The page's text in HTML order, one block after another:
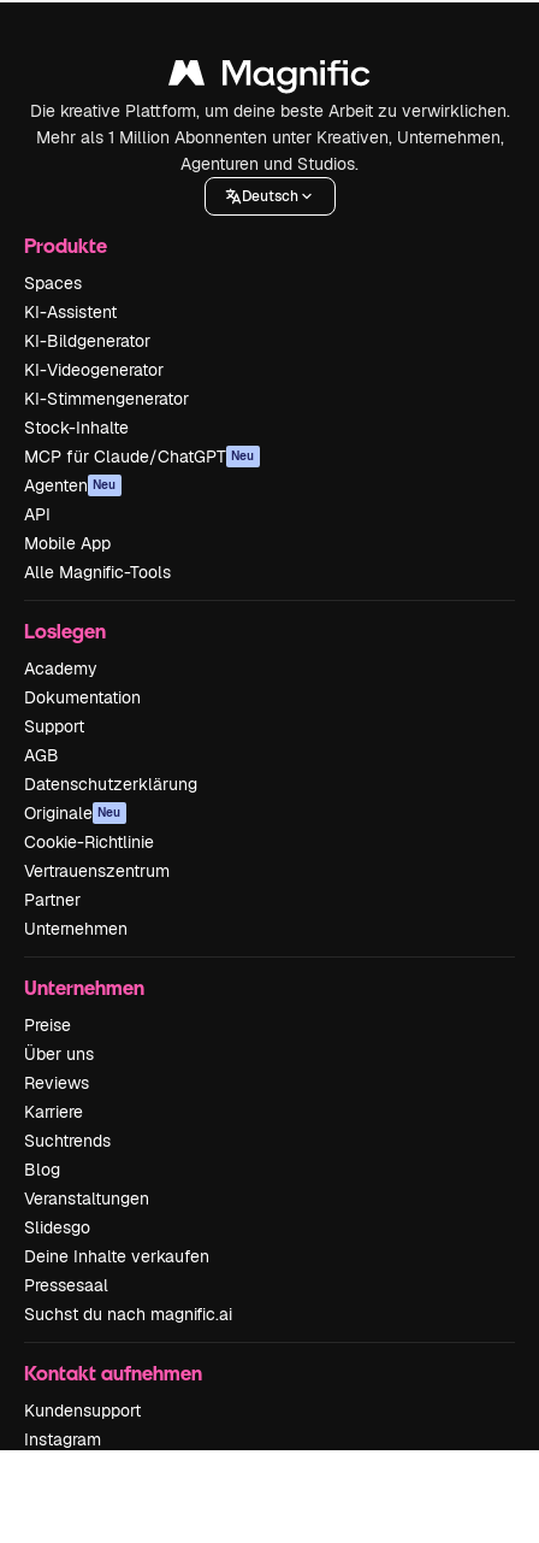
Die kreative Plattform, um deine beste Arbeit zu verwirklichen.
Mehr als 1 Million Abonnenten unter Kreativen, Unternehmen,
Agenturen und Studios.
Deutsch
Produkte
Spaces
KI-Assistent
KI-Bildgenerator
KI-Videogenerator
KI-Stimmengenerator
Stock-Inhalte
MCP für Claude/ChatGPT Neu
Agenten Neu
API
Mobile App
Alle Magnific-Tools
Loslegen
Academy
Dokumentation
Support
AGB
Datenschutzerklärung
Originale Neu
Cookie-Richtlinie
Vertrauenszentrum
Partner
Unternehmen
Unternehmen
Preise
Über uns
Reviews
Karriere
Suchtrends
Blog
Veranstaltungen
Slidesgo
Deine Inhalte verkaufen
Pressesaal
Suchst du nach magnific.ai
Kontakt aufnehmen
Kundensupport
Instagram